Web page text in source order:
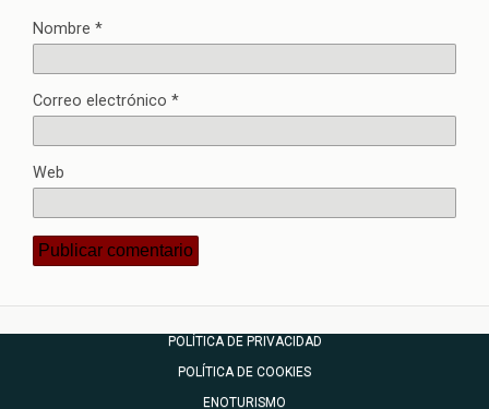
Nombre *
Correo electrónico *
Web
POLÍTICA DE PRIVACIDAD
POLÍTICA DE COOKIES
ENOTURISMO